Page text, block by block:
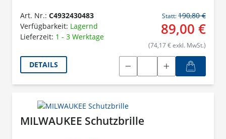
Art. Nr.: C4932430483
Verfügbarkeit: Lagernd
Lieferzeit: 1 - 3 Werktage
Statt:190,80 €
89,00 €
(74,17 € exkl. MwSt.)
DETAILS
MILWAUKEE Schutzbrille